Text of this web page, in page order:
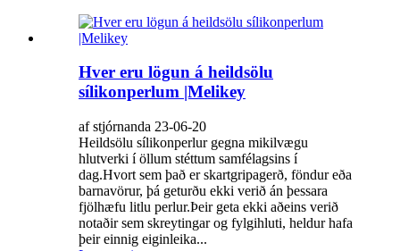
Hver eru lögun á heildsölu
sílikonperlum |Melikey
af stjórnanda 23-06-20
Heildsölu sílikonperlur gegna mikilvægu
hlutverki í öllum stéttum samfélagsins í
dag.Hvort sem það er skartgripagerð, föndur eða
barnavörur, þá geturðu ekki verið án þessara
fjölhæfu litlu perlur.Þeir geta ekki aðeins verið
notaðir sem skreytingar og fylgihluti, heldur hafa
þeir einnig eiginleika...